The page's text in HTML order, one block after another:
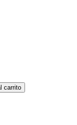
carrito